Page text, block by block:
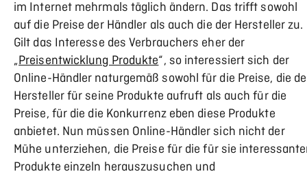
im Internet mehrmals täglich ändern. Das trifft sowohl
auf die Preise der Händler als auch die der Hersteller zu.
Gilt das Interesse des Verbrauchers eher der
„Preisentwicklung Produkte“, so interessiert sich der
Online-Händler naturgemäß sowohl für die Preise, die
Hersteller für seine Produkte aufruft als auch für die
Preise, für die die Konkurrenz eben diese Produkte
anbietet. Nun müssen Online-Händler sich nicht der
Mühe unterziehen, die Preise für die für sie
Produkte einzeln herauszusuchen und